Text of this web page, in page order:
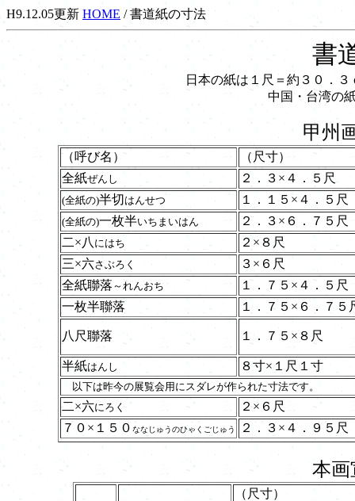
H9.12.05更新 HOME / 書道紙の寸法
書
日本の紙は１尺＝約３０．
中国・台湾の
甲州
（呼び名）
（尺寸）
全紙ぜんし ２．３×４．５尺
(全紙の)半切はんせつ １．１５×４．５尺
(全紙の)一枚半いちまいはん
２．３×６．７５尺
二×八 にはち
２×８尺
三×六さぶろく
３×６尺
全紙聯落 ～れんおち
１．７５×４．５尺
一枚半聯落
１．７５×６．７５
八尺聯落 １．７５×８尺
半紙はんし ８寸×１尺１寸
以下は昨今の展覧会用にスダレが作られた寸法です。
二×六にろく
２×６尺
７０×１５０ ななじゅうのひゃくごじゅう ２．３×４．９５尺
本画
（尺寸）